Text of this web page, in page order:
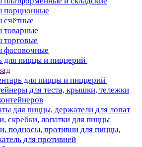
порционные
счётные
товарные
торговые
фасовочные
для пиццы и пиццерий
для пиццы и пиццерий
для теста, крышки, тележки
для пиццы, держатели для лопат
скребки, лопатки для пиццы
подносы, противни для пиццы,
для противней